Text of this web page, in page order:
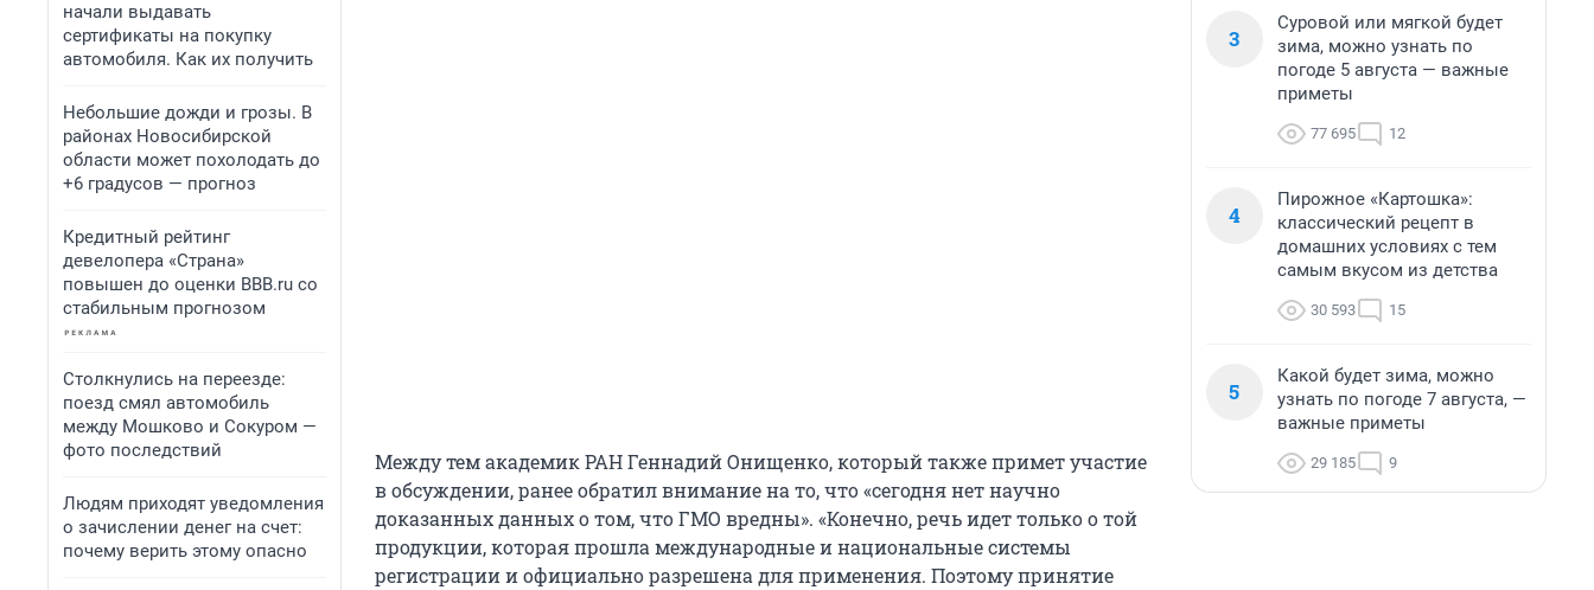
начали выдавать
сертификаты на покупку
автомобиля. Как их получить
Небольшие дожди и грозы. В
районах Новосибирской
области может похолодать до
+6 градусов — прогноз
Кредитный рейтинг
девелопера «Страна»
повышен до оценки BBB.ru со
стабильным прогнозом
Столкнулись на переезде:
поезд смял автомобиль
между Мошково и Сокуром —
фото последствий
Людям приходят уведомления
о зачислении денег на счет:
почему верить этому опасно
Между тем академик РАН Геннадий Онищенко, который также примет участие
в обсуждении, ранее обратил внимание на то, что «сегодня нет научно
доказанных данных о том, что ГМО вредны». «Конечно, речь идет только о той
продукции, которая прошла международные и национальные системы
регистрации и официально разрешена для применения. Поэтому принятие
3
Суровой или мягкой будет
зима, можно узнать по
погоде 5 августа — важные
приметы
77 695 12
4
Пирожное «Картошка»:
классический рецепт в
домашних условиях с тем
самым вкусом из детства
30 593 15
5
Какой будет зима, можно
узнать по погоде 7 августа, —
важные приметы
29 185 9